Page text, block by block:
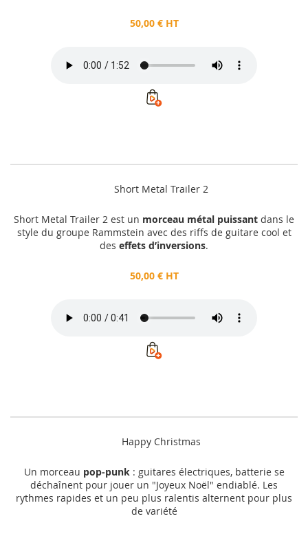
50,00 € HT
Short Metal Trailer 2
Short Metal Trailer 2 est un morceau métal puissant dans le
style du groupe Rammstein avec des riffs de guitare cool et
des effets d’inversions.
50,00 € HT
Happy Christmas
Un morceau pop-punk: guitares électriques, batterie se
déchaînent pour jouer un "Joyeux Noël" endiablé. Les
rythmes rapides et un peu plus ralentis alternent pour plus
de variété